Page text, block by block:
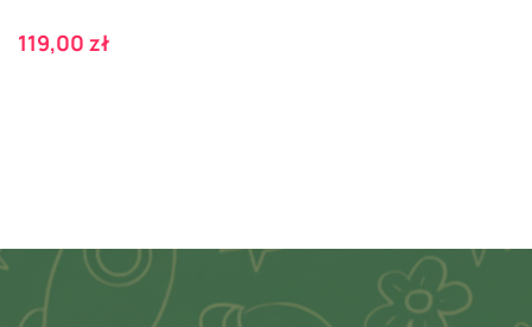
Cena
119,00 zł